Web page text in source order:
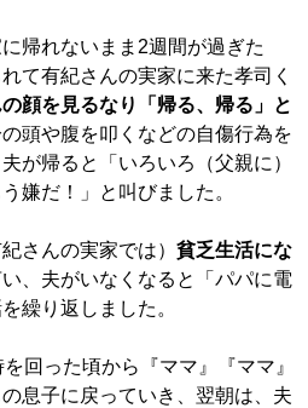
帰れないまま2週間が過ぎた
て有紀さんの実家に来た孝司く
顔を見るなり「帰る、帰る」と
の頭や腹を叩くなどの自傷行為を
が帰ると「いろいろ（父親に）
嫌だ！」と叫びました。
さんの実家では） 貧乏生活にな
い、夫がいなくなると「パパに電
繰り返しました。
を回った頃から『ママ』『ママ』
息子に戻っていき、翌朝は、夫